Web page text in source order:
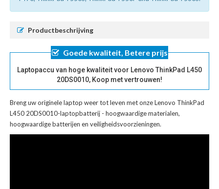
Productbeschrijving
Goede kwaliteit, Betere prijs
Laptopaccu van hoge kwaliteit voor Lenovo ThinkPad L450
20DS0010, Koop met vertrouwen!
Breng uw originele laptop weer tot leven met onzeLenovo ThinkPad
L450 20DS0010-laptopbatterij - hoogwaardige materialen,
hoogwaardige batterijen en veiligheidsvoorzieningen.